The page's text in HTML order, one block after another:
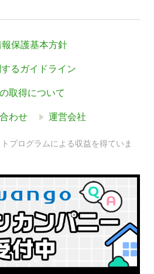
保護基本方針
るガイドライン
取得について
わせ 運営会社
プログラムによる収益を得ていま